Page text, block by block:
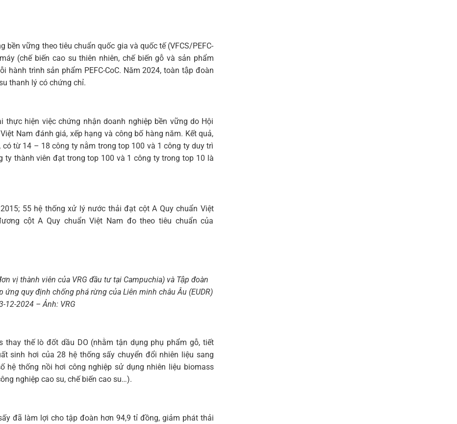
vững theo tiêu chuẩn quốc gia và quốc tế (VFCS/PEFC-
(chế biến cao su thiên nhiên, chế biến gỗ và sản phẩm
hành trình sản phẩm PEFC-CoC. Năm 2024, toàn tập đoàn
thanh lý có chứng chỉ.
hiện việc chứng nhận doanh nghiệp bền vững do Hội
Nam đánh giá, xếp hạng và công bố hàng năm. Kết quả,
từ 14 – 18 công ty nằm trong top 100 và 1 công ty duy trì
ty thành viên đạt trong top 100 và 1 công ty trong top 10 là
55 hệ thống xử lý nước thải đạt cột A Quy chuẩn Việt
cột A Quy chuẩn Việt Nam đo theo tiêu chuẩn của
vị thành viên của VRG đầu tư tại Campuchia) và Tập đoàn
quy định chống phá rừng của Liên minh châu Âu (EUDR)
12-2024 – Ảnh: VRG
thế lò đốt dầu DO (nhằm tận dụng phụ phẩm gỗ, tiết
sinh hơi của 28 hệ thống sấy chuyển đổi nhiên liệu sang
hệ thống nồi hơi công nghiệp sử dụng nhiên liệu biomass
nghiệp cao su, chế biến cao su…).
đã làm lợi cho tập đoàn hơn 94,9 tỉ đồng, giảm phát thải